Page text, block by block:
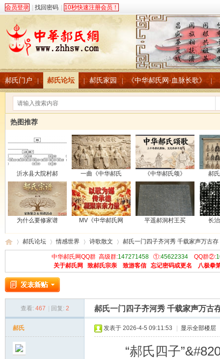
会员登录 找回密码 10秒快速注册会员！
郝氏门户 | 郝氏论坛 郝氏家园 《中华郝氏网·血脉长歌》
热图推荐
沂水县大院村郝 一曲《中华郝氏 《中华郝氏颂》 郝
为什么要修家谱 MV《中华郝氏网 平遥郝洞村王买 长
中 »
郝氏论坛
›
情感世界 诗歌散文 郝氏一门四子齐河秀 千载家声万古存
中华郝氏网QQ群 高级群:147271458①:45622334QQ群②:
关于郝氏网
致郝氏宗亲 致游客信 忘记密码或更名 八极拳
查看: 467 回复: 2 郝氏一门四子齐河秀 千载家声万古
郝氏 发表于 2026-4-5 09:11:53 显示全部楼层
“郝氏四子